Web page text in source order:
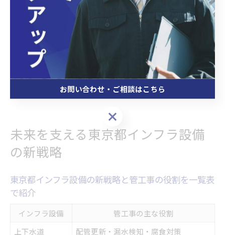
現につながっています。例として、消火ポンプ室の自動点検
装置は人的ミスの削減とダウンタイム最小化に寄与し、現場
の負担軽減にも貢献しています。
東京都のインフラ設備の高度化に合わせて、今後もこうした
最新設備の導入が進むことで、都市の安全性と持続可能性が
さらに高まることが期待されています。
未来を支える東京都インフラ設備
の新戦略
東京都インフラ設備の新戦略と管工事の役割を一覧表
で紹介
インフラ設備
管工事の主な役割
上下水道
配管更新・漏水検知・腐食対策
お問い合わせ・ご相談はこちら
お問い合わせ・ご相談はこちら